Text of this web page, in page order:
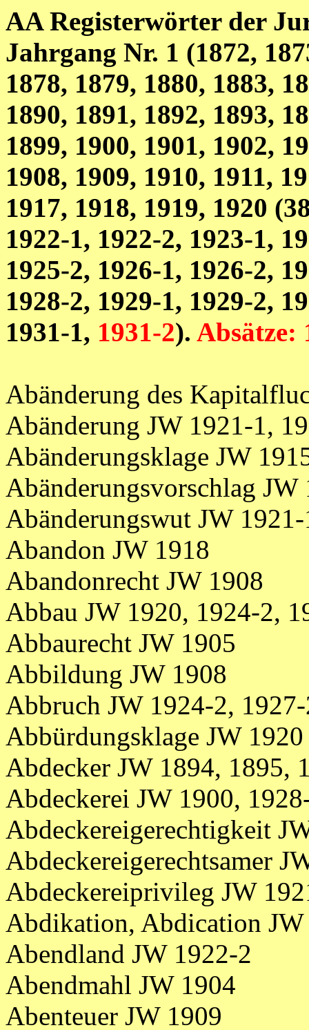
AA Registerwörter der
Jahrgang Nr. 1 (1872,
1878, 1879, 1880, 1883,
1890, 1891, 1892, 1893,
1899, 1900, 1901, 1902,
1908, 1909, 1910, 1911,
1917, 1918, 1919, 1920
1922-1, 1922-2, 1923-1,
1925-2, 1926-1, 1926-2,
1928-2, 1929-1, 1929-2,
1931-1, 1931-2). Absätze:
Abänderung des
Abänderung JW 1921-1,
Abänderungsklage JW
Abänderungsvorschlag JW
Abänderungswut JW
Abandon JW 1918
Abandonrecht JW 1908
Abbau JW 1920, 1924-2,
Abbaurecht JW 1905
Abbildung JW 1908
Abbruch JW 1924-2,
Abbürdungsklage JW 1920
Abdecker JW 1894, 1895,
Abdeckerei JW 1900,
Abdeckereigerechtigkeit
Abdeckereigerechtsamer
Abdeckereiprivileg JW
Abdikation, Abdication JW
Abendland JW 1922-2
Abendmahl JW 1904
Abenteuer JW 1909